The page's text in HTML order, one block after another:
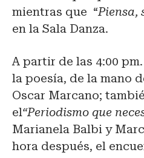
mientras que “Piensa,
en la Sala Danza.
A partir de las 4:00
la poesía, de la mano
Oscar Marcano;
el“Periodismo que
Marianela Balbi y
hora después, el